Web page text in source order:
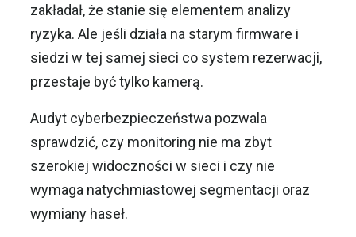
zakładał, że stanie się elementem analizy
ryzyka. Ale jeśli działa na starym firmware i
siedzi w tej samej sieci co system rezerwacji,
przestaje być tylko kamerą.
Audyt cyberbezpieczeństwa pozwala
sprawdzić, czy monitoring nie ma zbyt
szerokiej widoczności w sieci i czy nie
wymaga natychmiastowej segmentacji oraz
wymiany haseł.